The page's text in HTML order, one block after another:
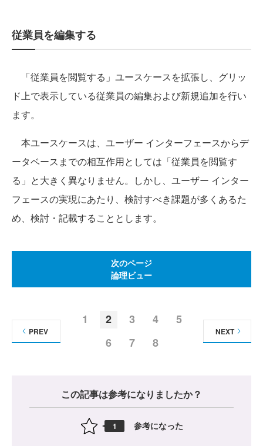
従業員を編集する
「従業員を閲覧する」ユースケースを拡張し、グリッ
ド上で表示している従業員の編集および新規追加を行い
ます。
本ユースケースは、ユーザー インターフェースからデ
ータベースまでの相互作用としては「従業員を閲覧す
る」と大きく異なりません。しかし、ユーザー インター
フェースの実現にあたり、検討すべき課題が多くあるた
め、検討・記載することとします。
次のページ
論理ビュー
1 2 3 4
5
6
7 8
PREV NEXT
この記事は参考になりましたか？
1 参考になった